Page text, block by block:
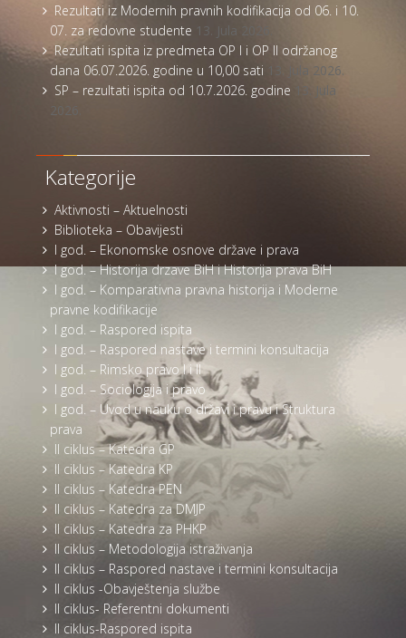
Rezultati iz Modernih pravnih kodifikacija od 06. i 10.
07. za redovne studente 13. Jula 2026.
Rezultati ispita iz predmeta OP I i OP II održanog
dana 06.07.2026. godine u 10,00 sati
13. Jula 2026.
SP – rezultati ispita od 10.7.2026. godine
13. Jula
2026.
Kategorije
Aktivnosti – Aktuelnosti
Biblioteka – Obavijesti
I god. – Ekonomske osnove države i prava
I god. – Historija drzave BiH i Historija prava BiH
I god. – Komparativna pravna historija i Moderne
pravne kodifikacije
I god. – Raspored ispita
I god. – Raspored nastave i termini konsultacija
I god. – Rimsko pravo I i II
I god. – Sociologija i pravo
I god. – Uvod u nauku o državi i pravu i Struktura
prava
II ciklus – Katedra GP
II ciklus – Katedra KP
II ciklus – Katedra PEN
II ciklus – Katedra za DMJP
II ciklus – Katedra za PHKP
II ciklus – Metodologija istraživanja
II ciklus – Raspored nastave i termini konsultacija
II ciklus -Obavještenja službe
II ciklus- Referentni dokumenti
II ciklus-Raspored ispita